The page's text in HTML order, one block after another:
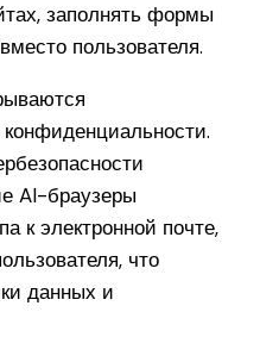
заполнять формы
пользователя.
AI-браузеры
к электронной почте,
что
данных и